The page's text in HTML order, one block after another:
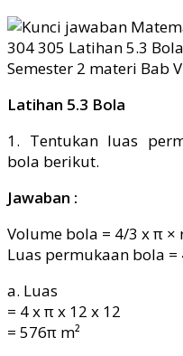
Latihan 5.3 Bola
1. Tentukan luas
bola berikut.
Jawaban :
Volume bola = 4/3 x π ×
Luas permukaan bola =
a. Luas
= 4 x π x 12 x 12
= 576π m²